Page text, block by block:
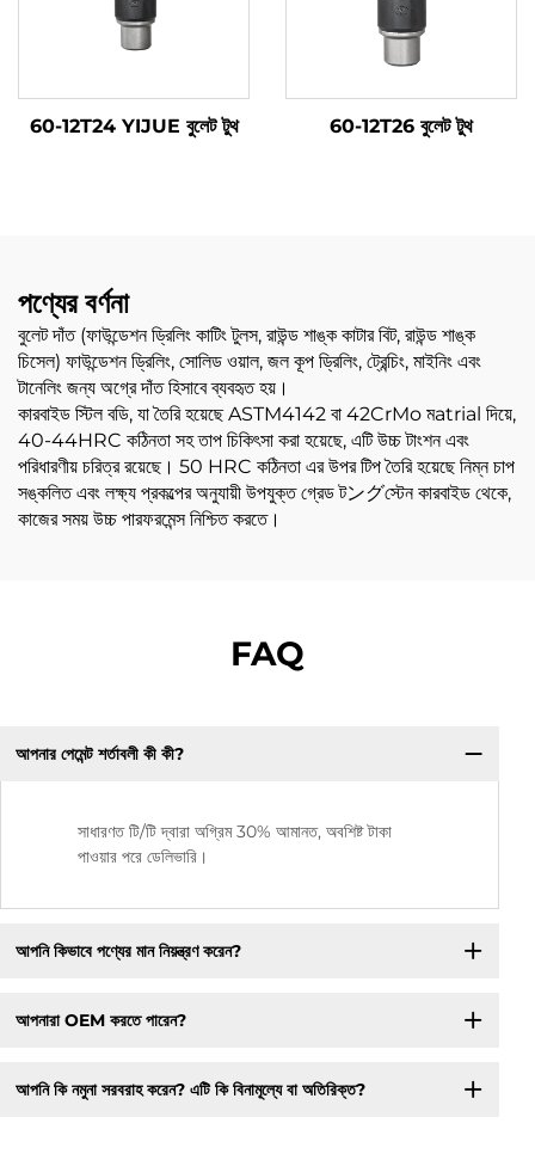
60-12T24 YIJUE বুলেট টুথ 60-12T26 বুলেট টুথ
পণ্যের বর্ণনা
বুলেট দাঁত (ফাউন্ডেশন ড্রিলিং কাটিং টুলস, রাউন্ড শাঙ্ক কাটার বিট, রাউন্ড শাঙ্ক
চিসেল) ফাউন্ডেশন ড্রিলিং, সোলিড ওয়াল, জল কূপ ড্রিলিং, ট্রেন্চিং, মাইনিং এবং
টানেলিং জন্য অগ্রে দাঁত হিসাবে ব্যবহৃত হয়।
কারবাইড স্টিল বডি, যা তৈরি হয়েছে ASTM4142 বা 42CrMo মatrial দিয়ে,
40-44HRC কঠিনতা সহ তাপ চিকিৎসা করা হয়েছে, এটি উচ্চ টাংশন এবং
পরিধারণীয় চরিত্র রয়েছে। 50 HRC কঠিনতা এর উপর টিপ তৈরি হয়েছে নিম্ন চাপ
সঙ্কলিত এবং লক্ষ্য প্রকল্পের অনুযায়ী উপযুক্ত গ্রেড টングস্টেন কারবাইড থেকে,
কাজের সময় উচ্চ পারফরমেন্স নিশ্চিত করতে।
FAQ
আপনার পেমেন্ট শর্তাবলী কী কী?
সাধারণত টি/টি দ্বারা অগ্রিম 30% আমানত, অবশিষ্ট টাকা
পাওয়ার পরে ডেলিভারি।
আপনি কিভাবে পণ্যের মান নিয়ন্ত্রণ করেন?
আপনারা OEM করতে পারেন?
আপনি কি নমুনা সরবরাহ করেন? এটি কি বিনামূল্যে বা অতিরিক্ত?